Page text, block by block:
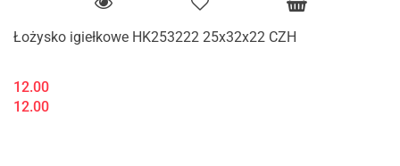
Łożysko igiełkowe HK253222 25x32x22 CZH
12.00
12.00